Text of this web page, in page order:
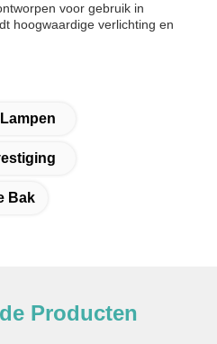
voor gebruik in
hoogwaardige verlichting en
Bak
Producten